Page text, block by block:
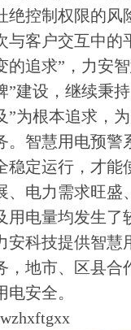
绝控制权限的风
与客户交互中的
的追求”，力安
”建设，继续秉
”为根本追求，
。智慧用电预警
稳定运行，才能
、电力需求旺盛
用电量均发生了
安科技提供智慧
，地市、区县合
电安全。